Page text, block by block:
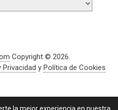
Copyright © 2026.
Privacidad y Política de Cookies